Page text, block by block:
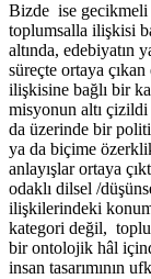
Bizde ise gecikmeli
toplumsalla ilişkisi
altında, edebiyatın
süreçte ortaya
ilişkisine bağlı bir
misyonun altı
da üzerinde bir
ya da biçime
anlayışlar ortaya
odaklı dilsel /
ilişkilerindeki
kategori değil,
bir ontolojik hâl
insan tasarımının